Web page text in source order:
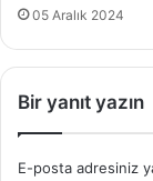
05 Aralık 2024
Bir yanıt yazın
E-posta adresiniz